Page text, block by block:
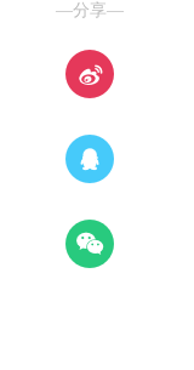
—分享—